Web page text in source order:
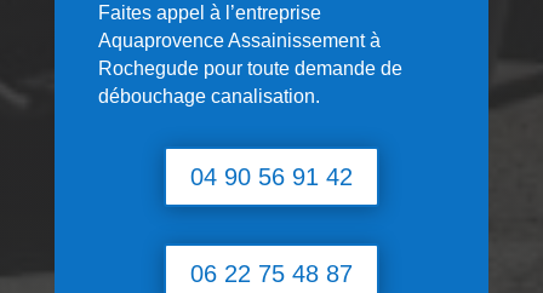
Faites appel à l’entreprise
Aquaprovence Assainissement à
Rochegudepour toute demande de
débouchage canalisation.
04 90 56 91 42
06 22 75 48 87